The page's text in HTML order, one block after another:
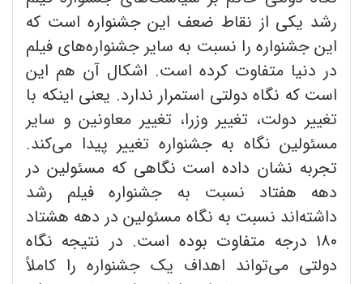
رشد یکی از نقاط ضعف این جشنواره است که
این جشنواره را نسبت به سایر جشنواره‌های فیلم
در دنیا متفاوت کرده است. اشکال آن هم این
است که نگاه دولتی استمرار ندارد. یعنی اینکه با
تغییر دولت، تغییر وزرا، تغییر معاونین و سایر
مسئولین نگاه به جشنواره تغییر پیدا می‌کند.
تجربه نشان داده است نگاهی که مسئولین در
دهه هفتاد نسبت به جشنواره فیلم رشد
داشته‌اند نسبت به نگاه مسئولین در دهه هشتاد
۱۸۰ درجه متفاوت بوده است. در نتیجه نگاه
دولتی می‌تواند اهداف یک جشنواره را کاملاً